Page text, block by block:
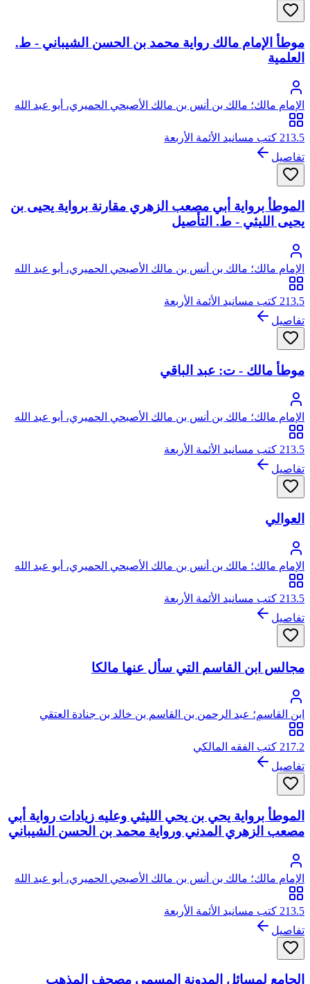
موطأ الإمام مالك رواية محمد بن الحسن الشيباني - ط.
العلمية
الإمام مالك؛ مالك بن أنس بن مالك الأصبحي الحميري، أبو عبد الله
213.5 كتب مسانيد الأئمة الأربعة
تفاصيل
الموطأ برواية أبي مصعب الزهري مقارنة برواية يحيى بن
يحيى الليثي - ط. التأصيل
الإمام مالك؛ مالك بن أنس بن مالك الأصبحي الحميري، أبو عبد الله
213.5 كتب مسانيد الأئمة الأربعة
تفاصيل
موطأ مالك - ت: عبد الباقي
الإمام مالك؛ مالك بن أنس بن مالك الأصبحي الحميري، أبو عبد الله
213.5 كتب مسانيد الأئمة الأربعة
تفاصيل
العوالي
الإمام مالك؛ مالك بن أنس بن مالك الأصبحي الحميري، أبو عبد الله
213.5 كتب مسانيد الأئمة الأربعة
تفاصيل
مجالس ابن القاسم التي سأل عنها مالكا
ابن القاسم؛ عبد الرحمن بن القاسم بن خالد بن جنادة العتقي
المصري، أبو عبد الله، ويعرف بابن القاسم
217.2 كتب الفقه المالكي
تفاصيل
الموطأ برواية يحي بن يحي الليثي وعليه زيادات رواية أبي
مصعب الزهري المدني ورواية محمد بن الحسن الشيباني
الإمام مالك؛ مالك بن أنس بن مالك الأصبحي الحميري، أبو عبد الله
213.5 كتب مسانيد الأئمة الأربعة
تفاصيل
الجامع لمسائل المدونة المسمى مصحف المذهب